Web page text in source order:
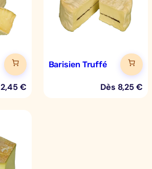
2,45€
Barisien Truffé
Dès 8,25€